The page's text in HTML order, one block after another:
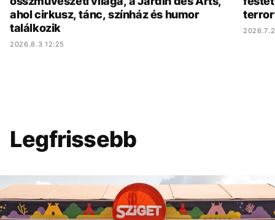
ahol cirkusz, tánc, színház és humor
találkozik
2026.8.3 12:25
Legfrissebb